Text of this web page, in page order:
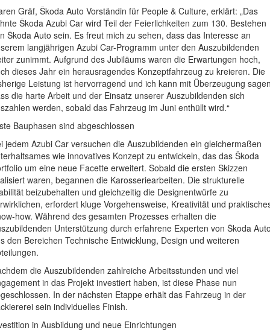
Gräf, Škoda Auto Vorständin für People & Culture, erklärt: „Das
Škoda Azubi Car wird Teil der Feierlichkeiten zum 130. Bestehen
Škoda Auto sein. Es freut mich zu sehen, dass das Interesse an
langjährigen Azubi Car-Programm unter den Auszubildenden
zunimmt. Aufgrund des Jubiläums waren die Erwartungen hoch,
dieses Jahr ein herausragendes Konzeptfahrzeug zu kreieren. Die
Leistung ist hervorragend und ich kann mit Überzeugung
die harte Arbeit und der Einsatz unserer Auszubildenden sich
werden, sobald das Fahrzeug im Juni enthüllt wird.“
Bauphasen sind abgeschlossen
jedem Azubi Car versuchen die Auszubildenden ein gleichermaßen
wie innovatives Konzept zu entwickeln, das das Škoda
um eine neue Facette erweitert. Sobald die ersten Skizzen
waren, begannen die Karosseriearbeiten. Die strukturelle
beizubehalten und gleichzeitig die Designentwürfe zu
erfordert kluge Vorgehensweise, Kreativität und
how. Während des gesamten Prozesses erhalten die
Unterstützung durch erfahrene Experten von Škoda
den Bereichen Technische Entwicklung, Design und weiteren
die Auszubildenden zahlreiche Arbeitsstunden und viel
in das Projekt investiert haben, ist diese Phase nun
In der nächsten Etappe erhält das Fahrzeug in der
sein individuelles Finish.
in Ausbildung und neue Einrichtungen